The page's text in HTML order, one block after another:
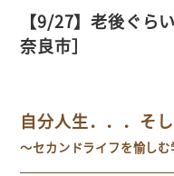
【9/27】老後ぐら
奈良市］
自分人生．．．そ
～セカンドライフを愉しむ